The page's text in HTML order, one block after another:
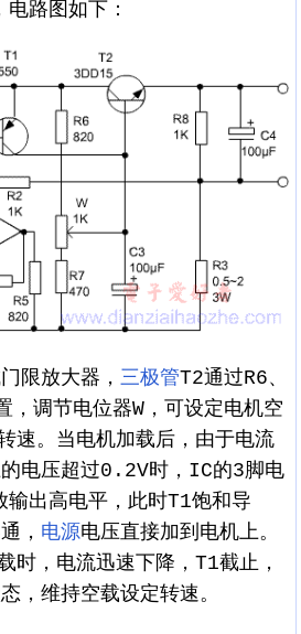
路图如下：
放大器， 三极管T2通过R6、
，调节电位器W，可设定电机空
速。当电机加载后，由于电流
电压超过0.2V时，IC的3脚电
输出高电平，此时T1饱和导
， 电源电压直接加到电机上。
时，电流迅速下降，T1截止，
，维持空载设定转速。